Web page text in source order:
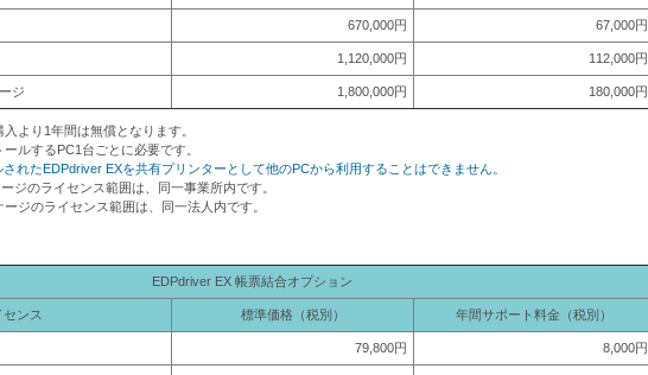
670,000円 67,000円
1,120,000円 112,000円
ジ 1,800,000円 180,000円
より1年間は無償となります。
ルするPC1台ごとに必要です。
れたEDPdriver EXを共有プリンターとして他のPCから利用することはできません。
ジのライセンス範囲は、同一事業所内です。
ジのライセンス範囲は、同一法人内です。
EDPdriver EX 帳票結合オプション
センス 標準価格（税別） 年間サポート料金（税別）
79,800円 8,000円